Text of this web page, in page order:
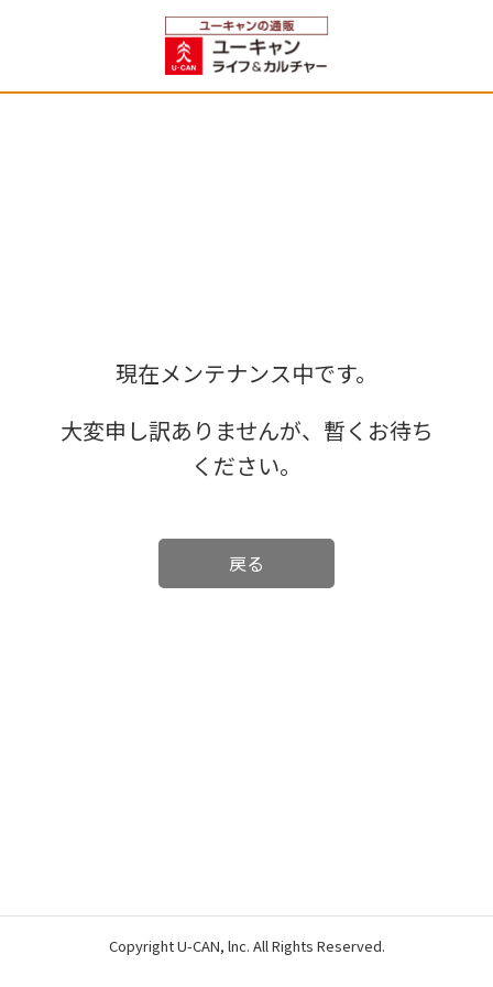
現在メンテナンス中です。
大変申し訳ありませんが、暫くお待ち
ください。
戻る
Copyright U-CAN, lnc. All Rights Reserved.